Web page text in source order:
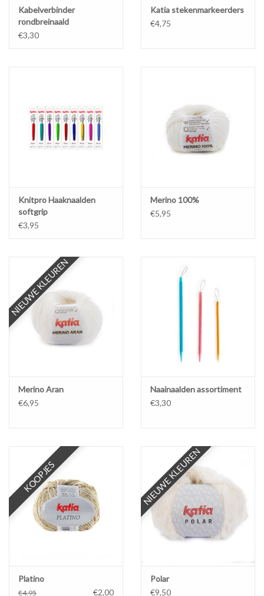
Kabelverbinder
rondbreinaald
€3,30
Katia stekenmarkeerders
€4,75
Knitpro Haaknaalden
softgrip
€3,95
Merino 100%
€5,95
NIEUWE KLEUREN
Merino Aran
€6,95
Naainaalden assortiment
€3,30
KOOPJES
Platino
€4,95 €2,00
NIEUWE KLEUREN
Polar
€9,50